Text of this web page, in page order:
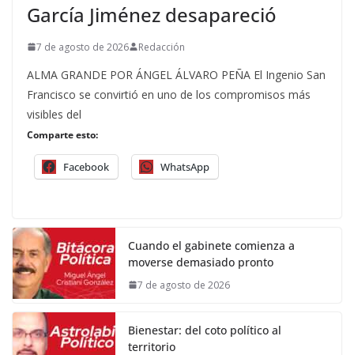
García Jiménez desapareció
7 de agosto de 2026 Redacción
ALMA GRANDE POR ÁNGEL ÁLVARO PEÑA El Ingenio San
Francisco se convirtió en uno de los compromisos más
visibles del
Comparte esto:
Facebook WhatsApp
Cuando el gabinete comienza a
moverse demasiado pronto
7 de agosto de 2026
Bienestar: del coto político al
territorio